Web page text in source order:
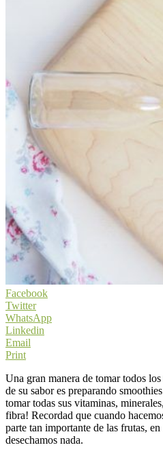
Facebook
Twitter
WhatsApp
Linkedin
Email
Print
Una gran manera de tomar todos
de su sabor es preparando
tomar todas sus vitaminas,
fibra! Recordad que cuando
parte tan importante de las frutas,
desechamos nada.